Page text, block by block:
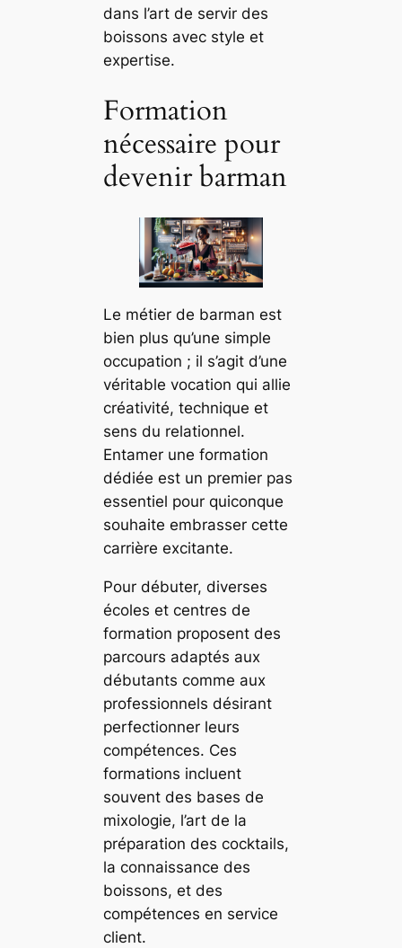
dans l’art de servir des
boissons avec style et
expertise.
Formation
nécessaire pour
devenir barman
Le métier de barman est
bien plus qu’une simple
occupation ; il s’agit d’une
véritable vocation qui allie
créativité, technique et
sens du relationnel.
Entamer une formation
dédiée est un premier pas
essentiel pour quiconque
souhaite embrasser cette
carrière excitante.
Pour débuter, diverses
écoles et centres de
formation proposent des
parcours adaptés aux
débutants comme aux
professionnels désirant
perfectionner leurs
compétences. Ces
formations incluent
souvent des bases de
mixologie, l’art de la
préparation des cocktails,
la connaissance des
boissons, et des
compétences en service
client.